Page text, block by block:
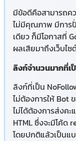
มีข้อดีคือสามารถค
ไม่มีคุณภาพ มีการ
เดียว ก็มีโอกาสที่
ผลเสียมาถึงเว็บไ
ลิงก์จำนวนมากที่เ
ลิงก์ที่เป็น
ไม่ต้องการให้ Bot
ไม่ได้ต้องการส่งคะ
HTML ซึ่งจะมีโค้ด
โดยปกติแล้วเป็นแ